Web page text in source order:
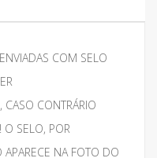
COM SELO
CASO CONTRÁRIO
O SELO, POR
APARECE NA FOTO DO